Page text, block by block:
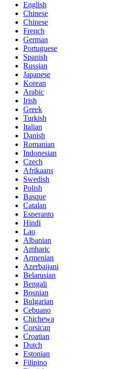
English
Chinese
Chinese
French
German
Portuguese
Spanish
Russian
Japanese
Korean
Arabic
Irish
Greek
Turkish
Italian
Danish
Romanian
Indonesian
Czech
Afrikaans
Swedish
Polish
Basque
Catalan
Esperanto
Hindi
Lao
Albanian
Amharic
Armenian
Azerbaijani
Belarusian
Bengali
Bosnian
Bulgarian
Cebuano
Chichewa
Corsican
Croatian
Dutch
Estonian
Filipino